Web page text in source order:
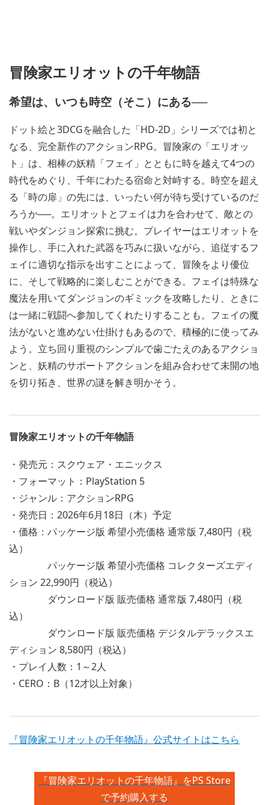
冒険家エリオットの千年物語
希望は、いつも時空（そこ）にある──
ドット絵と3DCGを融合した「HD-2D」シリーズでは初と
なる、完全新作のアクションRPG。冒険家の「エリオッ
ト」は、相棒の妖精「フェイ」とともに時を越えて4つの
時代をめぐり、千年にわたる宿命と対峙する。時空を超え
る「時の扉」の先には、いったい何が待ち受けているのだ
ろうか──。エリオットとフェイは力を合わせて、敵との
戦いやダンジョン探索に挑む。プレイヤーはエリオットを
操作し、手に入れた武器を巧みに扱いながら、追従するフ
ェイに適切な指示を出すことによって、冒険をより優位
に、そして戦略的に楽しむことができる。フェイは特殊な
魔法を用いてダンジョンのギミックを攻略したり、ときに
は一緒に戦闘へ参加してくれたりすることも。フェイの魔
法がないと進めない仕掛けもあるので、積極的に使ってみ
よう。立ち回り重視のシンプルで歯ごたえのあるアクショ
ンと、妖精のサポートアクションを組み合わせて未開の地
を切り拓き、世界の謎を解き明かそう。
冒険家エリオットの千年物語
・発売元：スクウェア・エニックス
・フォーマット：PlayStation 5
・ジャンル：アクションRPG
・発売日：2026年6月18日（木）予定
・価格：パッケージ版 希望小売価格 通常版 7,480円（税
込）
パッケージ版 希望小売価格 コレクターズエディ
ション 22,990円（税込）
ダウンロード版 販売価格 通常版 7,480円（税
込）
ダウンロード版 販売価格 デジタルデラックスエ
ディション 8,580円（税込）
・プレイ人数：1～2人
・CERO：B（12才以上対象）
『冒険家エリオットの千年物語』公式サイトはこちら
『冒険家エリオットの千年物語』をPS Store
で予約購入する